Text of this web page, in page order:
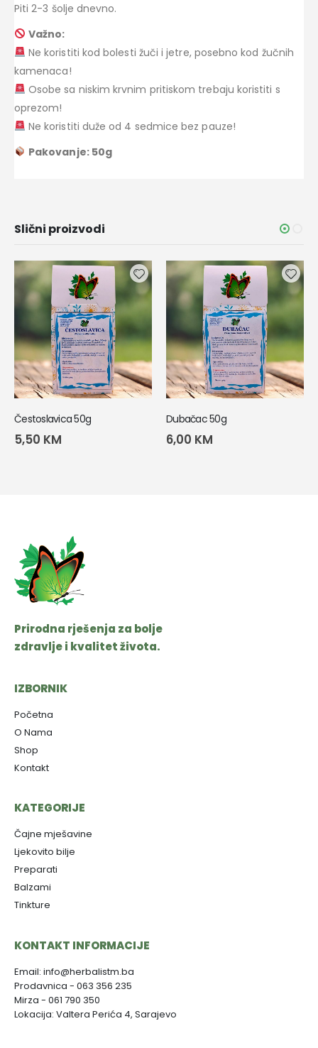
Piti 2-3 šolje dnevno.
Važno:
Ne koristiti kod bolesti žuči i jetre, posebno kod žučnih
kamenaca!
Osobe sa niskim krvnim pritiskom trebaju koristiti s
oprezom!
Ne koristiti duže od 4 sedmice bez pauze!
Pakovanje: 50g
Slični proizvodi
Čestoslavica 50g
5,50 KM
Dubačac 50g
6,00 KM
Prirodna rješenja za bolje
zdravlje i kvalitet života.
IZBORNIK
Početna
O Nama
Shop
Kontakt
KATEGORIJE
Čajne mješavine
Ljekovito bilje
Preparati
Balzami
Tinkture
KONTAKT INFORMACIJE
Email: info@herbalistm.ba
Prodavnica - 063 356 235
Mirza - 061 790 350
Lokacija: Valtera Perića 4, Sarajevo